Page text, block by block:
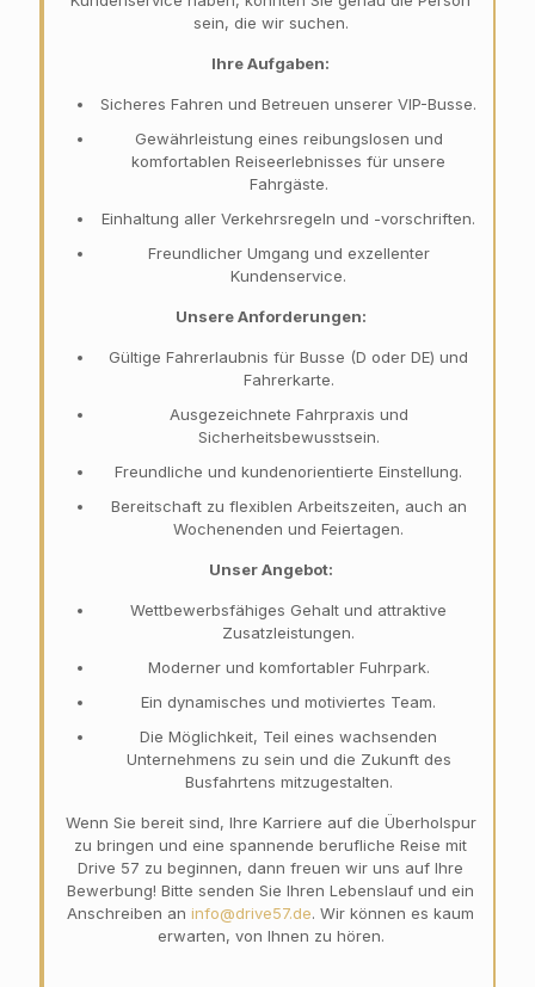
sein, die wir suchen.
Ihre Aufgaben:
Sicheres Fahren und Betreuen unserer VIP-Busse.
Gewährleistung eines reibungslosen und
komfortablen Reiseerlebnisses für unsere
Fahrgäste.
Einhaltung aller Verkehrsregeln und -vorschriften.
Freundlicher Umgang und exzellenter
Kundenservice.
Unsere Anforderungen:
Gültige Fahrerlaubnis für Busse (D oder DE) und
Fahrerkarte.
Ausgezeichnete Fahrpraxis und
Sicherheitsbewusstsein.
Freundliche und kundenorientierte Einstellung.
Bereitschaft zu flexiblen Arbeitszeiten, auch an
Wochenenden und Feiertagen.
Unser Angebot:
Wettbewerbsfähiges Gehalt und attraktive
Zusatzleistungen.
Moderner und komfortabler Fuhrpark.
Ein dynamisches und motiviertes Team.
Die Möglichkeit, Teil eines wachsenden
Unternehmens zu sein und die Zukunft des
Busfahrtens mitzugestalten.
Wenn Sie bereit sind, Ihre Karriere auf die Überholspur
zu bringen und eine spannende berufliche Reise mit
Drive 57 zu beginnen, dann freuen wir uns auf Ihre
Bewerbung! Bitte senden Sie Ihren Lebenslauf und ein
Anschreiben an info@drive57.de. Wir können es kaum
erwarten, von Ihnen zu hören.